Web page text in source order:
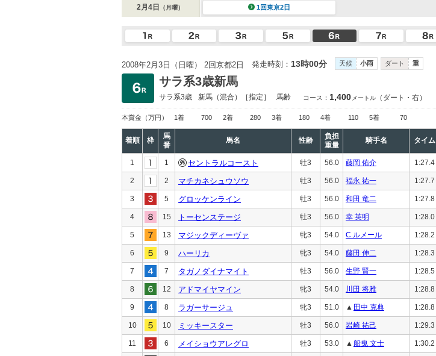
2月4日 （月曜） 1回東京2日
2008年2月3日（日曜） 2回京都2日 発走時刻： 13時00分 天候 小雨 ダート 重
サラ系3歳新馬
サラ系3歳 新馬 （混合）［指定］ 馬齢 コース： 1,400 メートル （ダート・右）
本賞金 （万円） 1着 700 2着 280 3着 180 4着 110 5着 70
着順 枠
馬
番
馬名 性齢
負担
重量
騎手名 タイム
1 1 セントラルコースト 牡3 56.0 藤岡 佑介 1:27.4
2 2 マチカネシュウソウ 牡3 56.0 福永 祐一 1:27.7
3 5 グロッケンライン 牡3 56.0 和田 竜二 1:27.8
4 15 トーセンステージ 牡3 56.0 幸 英明 1:28.0
5 13 マジックディーヴァ 牝3 54.0 C.ルメール 1:28.2
6 9 ハーリカ 牝3 54.0 藤田 伸二 1:28.3
7 7 タガノダイナマイト 牡3 56.0 生野 賢一 1:28.5
8 12 アドマイヤマイン 牝3 54.0 川田 将雅 1:28.8
9 8 ラガーサージュ 牝3 51.0 ▲ 田中 克典 1:28.8
10 10 ミッキースター 牡3 56.0 岩崎 祐己 1:29.3
11 6 メイショウアレグロ 牡3 53.0 ▲ 船曳 文士 1:30.2